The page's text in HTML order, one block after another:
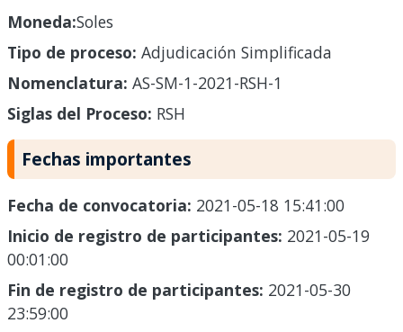
Moneda:Soles
Tipo de proceso: Adjudicación Simplificada
Nomenclatura: AS-SM-1-2021-RSH-1
Siglas del Proceso: RSH
Fechas importantes
Fecha de convocatoria: 2021-05-18 15:41:00
Inicio de registro de participantes: 2021-05-19
00:01:00
Fin de registro de participantes: 2021-05-30
23:59:00